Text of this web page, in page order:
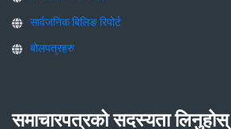
सार्वजनिक बिलिङ रिपोर्ट
बोलपत्रहरु
समाचारपत्रको सदस्यता लिनुहोस्